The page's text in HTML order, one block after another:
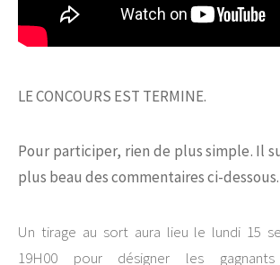
LE CONCOURS EST TERMINE.
Pour participer, rien de plus simple. Il
plus beau des commentaires ci-dessous.
Un tirage au sort aura lieu le lundi 15
19H00 pour désigner les